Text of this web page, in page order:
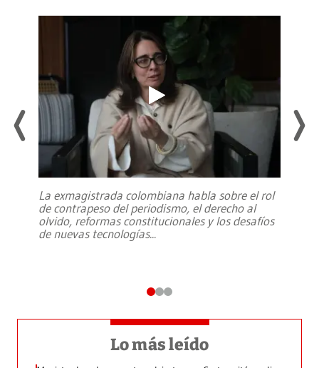
La exmagistrada colombiana habla sobre el rol
de contrapeso del periodismo, el derecho al
olvido, reformas constitucionales y los desafíos
de nuevas tecnologías...
Lo más leído